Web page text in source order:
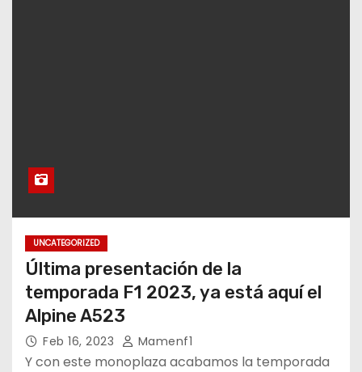
UNCATEGORIZED
Última presentación de la
temporada F1 2023, ya está aquí el
Alpine A523
Feb 16, 2023 Mamenf1
Y con este monoplaza acabamos la temporada